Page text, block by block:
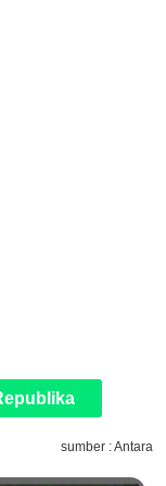
sumber : Antara